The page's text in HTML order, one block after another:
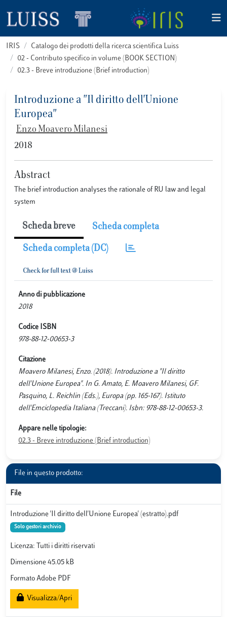
IRIS
Catalogo dei prodotti della ricerca scientifica Luiss
02 - Contributo specifico in volume (BOOK SECTION)
02.3 - Breve introduzione (Brief introduction)
Introduzione a "Il diritto dell'Unione
Europea"
Enzo Moavero Milanesi
2018
Abstract
The brief introduction analyses the rationale of RU law and legal
system
Scheda breve Scheda completa
Scheda completa (DC)
Anno di pubblicazione
2018
Codice ISBN
978-88-12-00653-3
Citazione
Moavero Milanesi, Enzo. (2018). Introduzione a "Il diritto
dell'Unione Europea". In G. Amato, E. Moavero Milanesi, GF.
Pasquino, L. Reichlin (Eds.), Europa (pp. 165-167). Istituto
dell'Emciclopedia Italiana (Treccani). Isbn: 978-88-12-00653-3.
Appare nelle tipologie:
02.3 - Breve introduzione (Brief introduction)
File in questo prodotto:
File
Introduzione 'Il diritto dell'Unione Europea' (estratto).pdf
Solo gestori archivio
Licenza: Tutti i diritti riservati
Dimensione 45.05 kB
Formato Adobe PDF
Visualizza/Apri